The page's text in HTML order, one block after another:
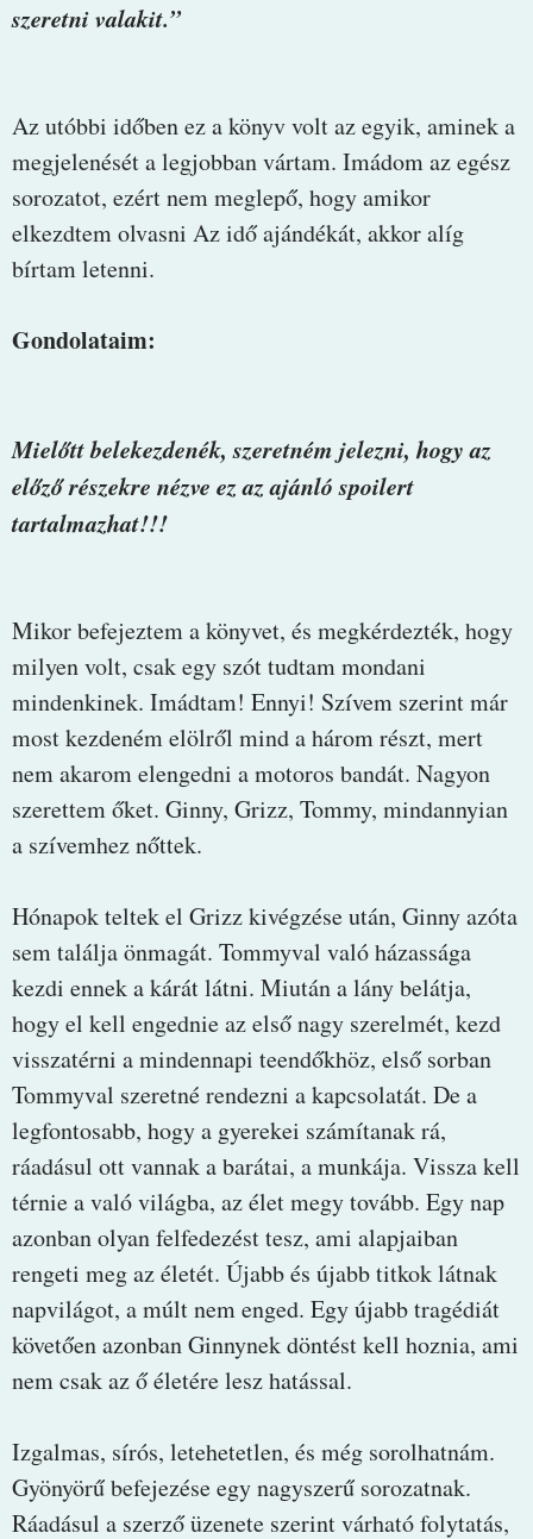
szeretni valakit.”
Az utóbbi időben ez a könyv volt az egyik, aminek a
megjelenését a legjobban vártam. Imádom az egész
sorozatot, ezért nem meglepő, hogy amikor
elkezdtem olvasni Az idő ajándékát, akkor alíg
bírtam letenni.
Gondolataim:
Mielőtt belekezdenék, szeretném jelezni, hogy az
előző részekre nézve ez az ajánló spoilert
tartalmazhat!!!
Mikor befejeztem a könyvet, és megkérdezték, hogy
milyen volt, csak egy szót tudtam mondani
mindenkinek. Imádtam! Ennyi! Szívem szerint már
most kezdeném elölről mind a három részt, mert
nem akarom elengedni a motoros bandát. Nagyon
szerettem őket. Ginny, Grizz, Tommy, mindannyian
a szívemhez nőttek.
Hónapok teltek el Grizz kivégzése után, Ginny azóta
sem találja önmagát. Tommyval való házassága
kezdi ennek a kárát látni. Miután a lány belátja,
hogy el kell engednie az első nagy szerelmét, kezd
visszatérni a mindennapi teendőkhöz, első sorban
Tommyval szeretné rendezni a kapcsolatát. De a
legfontosabb, hogy a gyerekei számítanak rá,
ráadásul ott vannak a barátai, a munkája. Vissza kell
térnie a való világba, az élet megy tovább. Egy nap
azonban olyan felfedezést tesz, ami alapjaiban
rengeti meg az életét. Újabb és újabb titkok látnak
napvilágot, a múlt nem enged. Egy újabb tragédiát
követően azonban Ginnynek döntést kell hoznia, ami
nem csak az ő életére lesz hatással.
Izgalmas, sírós, letehetetlen, és még sorolhatnám.
Gyönyörű befejezése egy nagyszerű sorozatnak.
Ráadásul a szerző üzenete szerint várható folytatás,